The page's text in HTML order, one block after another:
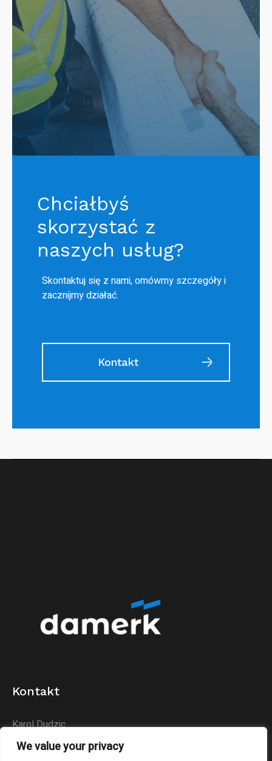
We value your privacy
Chciałbyś
skorzystać z
naszych usług?
Skontaktuj się z nami, omówmy szczegóły i
zacznijmy działać.
Kontakt
Kontakt
Karol Dudzic
Huta Podłysica 24B
26-004 Bieliny